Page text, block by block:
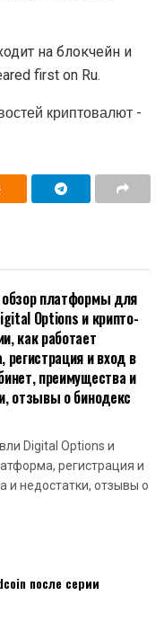
на блокчейн и
first on Ru.
криптовалют -
платформы для
Options и крипто-
как работает
регистрация и вход в
преимущества и
отзывы о бинодекс
Digital Options и
регистрация и
и недостатки, отзывы о
после серии